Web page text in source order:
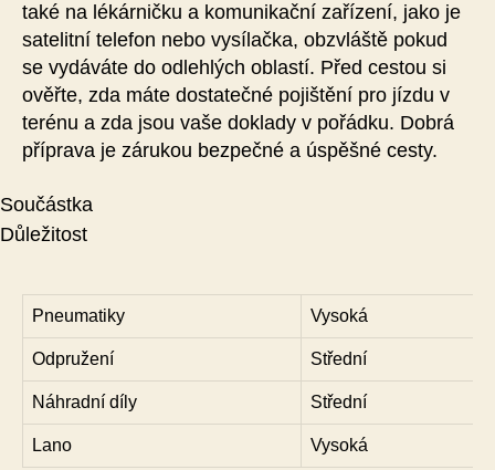
také na lékárničku a komunikační zařízení, jako je
satelitní telefon nebo vysílačka, obzvláště pokud
se vydáváte do odlehlých oblastí. Před cestou si
ověřte, zda máte dostatečné pojištění pro jízdu v
terénu a zda jsou vaše doklady v pořádku. Dobrá
příprava je zárukou bezpečné a úspěšné cesty.
Součástka
Důležitost
Pneumatiky Vysoká
Odpružení Střední
Náhradní díly Střední
Lano Vysoká